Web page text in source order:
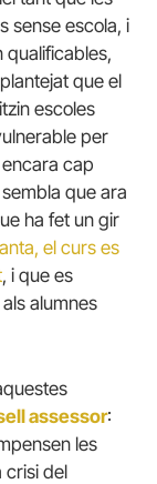
sense escola, i
qualificables,
que el
escoles
per
cap
que ara
ha fet un gir
el curs es
, i que es
alumnes
assessor:
les
crisi del